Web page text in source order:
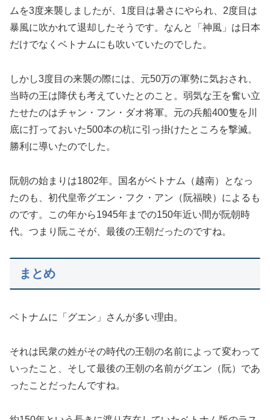
ムを3度来襲しましたが、1度目は暑さにやられ、2度目は
暴風に吹かれて退却したそうです。なんと「神風」は日本
だけでなくベトナムにも吹いていたのでした。
しかし3度目の来襲の際には、元50万の軍勢に気おされ、
当時の王は降伏も考えていたとのこと。弱気な王を奮い立
たせたのはチャン・フン・ダオ将軍。元の兵船400隻を川
底に打っておいた500本の杭に引っ掛けたところを撃滅。
勝利に導いたのでした。
阮朝の始まりは1802年。国名がベトナム（越南）となっ
たのも、初代皇帝グエン・フク・アン（阮福映）によるも
のです。この年から1945年までの150年近い間が阮朝時
代。つまり阮こそが、最後の王朝だったのですね。
まとめ
ベトナムに「グエン」さんが多い理由。
それは民衆の姓がその時代の王朝の名前によって変わって
いったこと、そして最後の王朝の名前がグエン（阮）であ
ったことだったんですね。